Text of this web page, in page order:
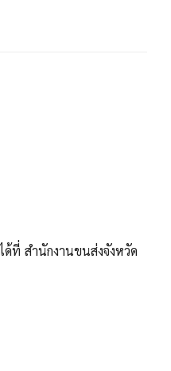
ที่ สำนักงานขนส่งจังหวัด